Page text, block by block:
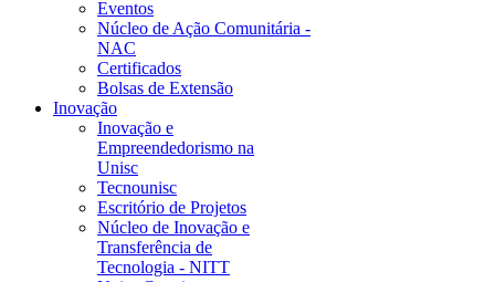
Eventos
Núcleo de Ação Comunitária -
NAC
Certificados
Bolsas de Extensão
Inovação
Inovação e
Empreendedorismo na
Unisc
Tecnounisc
Escritório de Projetos
Núcleo de Inovação e
Transferência de
Tecnologia - NITT